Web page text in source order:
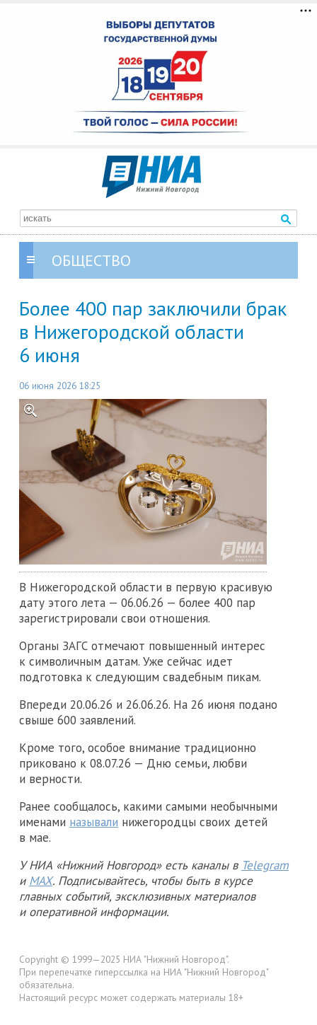
ОБЩЕСТВО
Более 400 пар заключили брак
в Нижегородской области
6 июня
06 июня 2026 18:25
В Нижегородской области в первую красивую
дату этого лета — 06.06.26 — более 400 пар
зарегистрировали свои отношения.
Органы ЗАГС отмечают повышенный интерес
к символичным датам. Уже сейчас идет
подготовка к следующим свадебным пикам.
Впереди 20.06.26 и 26.06.26. На 26 июня подано
свыше 600 заявлений.
Кроме того, особое внимание традиционно
приковано к 08.07.26 — Дню семьи, любви
и верности.
Ранее сообщалось, какими самыми необычными
именами называли нижегородцы своих детей
в мае.
У НИА «Нижний Новгород» есть каналы в Telegram
и MAX. Подписывайтесь, чтобы быть в курсе
главных событий, эксклюзивных материалов
и оперативной информации.
Copyright © 1999—2025 НИА "Нижний Новгород".
При перепечатке гиперссылка на НИА "Нижний Новгород"
обязательна.
Настоящий ресурс может содержать материалы 18+